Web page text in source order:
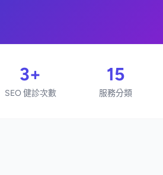
3+
SEO 健診次數
15
服務分類